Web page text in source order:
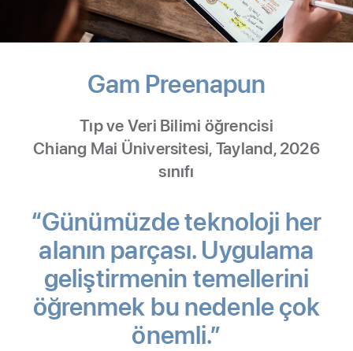
Gam Preenapun
Veri
Bilimi
Tıp ve Veri Bilimi öğrencisi
Chiang Mai Üniversitesi, Tayland, 2026
sınıfı
“Günümüzde teknoloji her
alanın parçası. Uygulama
geliştirmenin temellerini
öğrenmek bu nedenle çok
önemli.”